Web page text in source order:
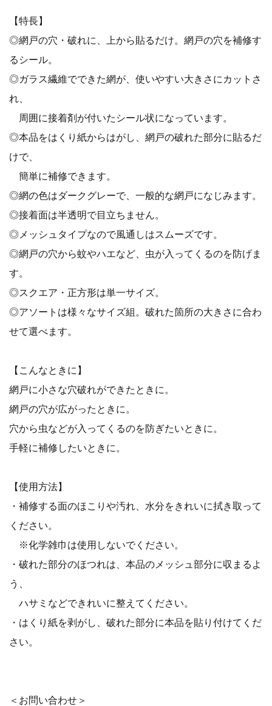
【特長】
◎網戸の穴・破れに、上から貼るだけ。網戸の穴を補修す
るシール。
◎ガラス繊維でできた網が、使いやすい大きさにカットさ
れ、
周囲に接着剤が付いたシール状になっています。
◎本品をはくり紙からはがし、網戸の破れた部分に貼るだ
けで、
簡単に補修できます。
◎網の色はダークグレーで、一般的な網戸になじみます。
◎接着面は半透明で目立ちません。
◎メッシュタイプなので風通しはスムーズです。
◎網戸の穴から蚊やハエなど、虫が入ってくるのを防げま
す。
◎スクエア・正方形は単一サイズ。
◎アソートは様々なサイズ組。破れた箇所の大きさに合わ
せて選べます。
【こんなときに】
網戸に小さな穴破れができたときに。
網戸の穴が広がったときに。
穴から虫などが入ってくるのを防ぎたいときに。
手軽に補修したいときに。
【使用方法】
・補修する面のほこりや汚れ、水分をきれいに拭き取って
ください。
※化学雑巾は使用しないでください。
・破れた部分のほつれは、本品のメッシュ部分に収まるよ
う、
ハサミなどできれいに整えてください。
・はくり紙を剥がし、破れた部分に本品を貼り付けてくだ
さい。
＜お問い合わせ＞